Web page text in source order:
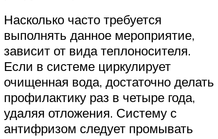
Насколько часто требуется
выполнять данное мероприятие,
зависит от вида теплоносителя.
Если в системе циркулирует
очищенная вода, достаточно делать
профилактику раз в четыре года,
удаляя отложения. Систему с
антифризом следует промывать